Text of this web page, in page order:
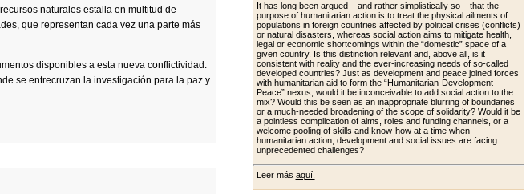
It has long been argued – and rather simplistically so – that the
purpose of humanitarian action is to treat the physical ailments of
populations in foreign countries affected by political crises (conflicts)
or natural disasters, whereas social action aims to mitigate health,
legal or economic shortcomings within the “domestic” space of a
giv­en country. Is this distinction relevant and, above all, is it
consistent with re­ality and the ever-increasing needs of so-called
developed countries? Just as development and peace joined forc­es
with humanitarian aid to form the “Humanitarian-Development-
Peace” nexus, would it be inconceivable to add social action to the
mix? Would this be seen as an inappropriate blurring of boundaries
or a much-needed broad­ening of the scope of solidarity? Would it be
a pointless complication of aims, roles and funding channels, or a
wel­come pooling of skills and know-how at a time when
humanitarian action, de­velopment and social issues are facing
unprecedented challenges?
Leer más aquí.
naturales estalla en multitud de
que representan cada vez una parte más
disponibles a esta nueva conflictividad.
se entrecruzan la investigación para la paz y